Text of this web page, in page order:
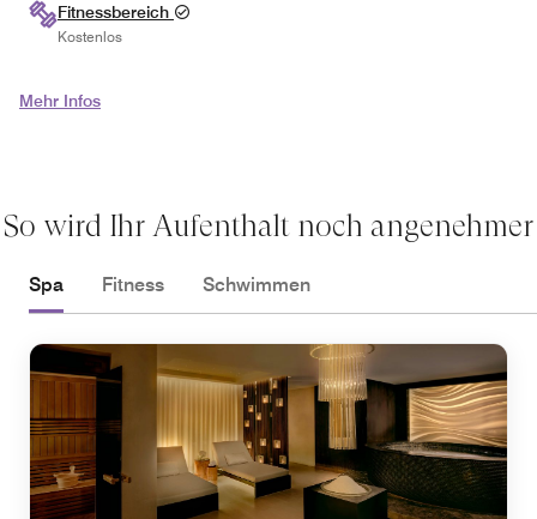
Fitnessbereich
Kostenlos
Mehr Infos
So wird Ihr Aufenthalt noch angenehmer
Spa Fitness Schwimmen